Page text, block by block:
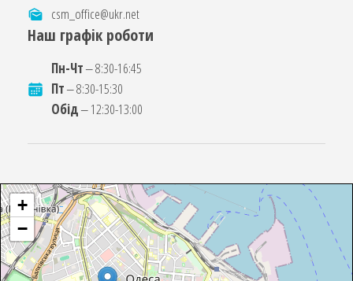
csm_office@ukr.net
Наш графік роботи
Пн-Чт‒ 8:30-16:45
Пт‒ 8:30-15:30
Обід‒ 12:30-13:00
+
−